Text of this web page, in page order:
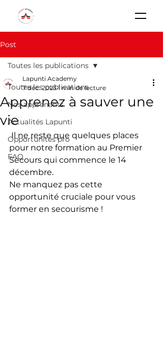
Post
Toutes les publications
Nos apprenants
Actualités Lapunti
Opportunités pro
FAQ
Toutes les publications
Apprenez à sauver une
vie
Lapunti Academy
7 déc. 2023 1 min de lecture
Il ne reste que quelques places
pour notre formation au Premier
Secours qui commence le 14
décembre.
Ne manquez pas cette
opportunité cruciale pour vous
former en secourisme !